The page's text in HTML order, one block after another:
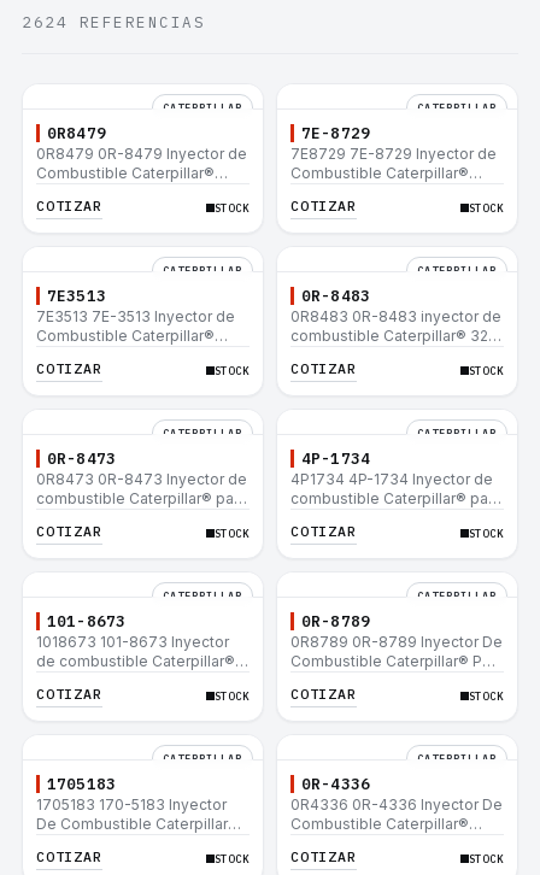
2624 REFERENCIAS
CATERPILLAR
0R8479
0R8479 0R-8479 Inyector de
Combustible Caterpillar®
IT14B 910E
COTIZAR STOCK
CATERPILLAR
7E-8729
7E8729 7E-8729 Inyector de
Combustible Caterpillar®
IT14B 910E
COTIZAR STOCK
CATERPILLAR
7E3513
7E3513 7E-3513 Inyector de
Combustible Caterpillar®
IT14B 910E
COTIZAR STOCK
CATERPILLAR
0R-8483
0R8483 0R-8483 inyector de
combustible Caterpillar® 320
320N 320-A S IT18F IT28F
COTIZAR STOCK
CATERPILLAR
0R-8473
0R8473 0R-8473 Inyector de
combustible Caterpillar® para
COTIZAR STOCK
CATERPILLAR
4P-1734
4P1734 4P-1734 Inyector de
combustible Caterpillar® para
COTIZAR STOCK
CATERPILLAR
101-8673
1018673 101-8673 Inyector
de combustible Caterpillar®
COTIZAR STOCK
CATERPILLAR
0R-8789
0R8789 0R-8789 Inyector De
Combustible Caterpillar® PM-
RM-350 SM-350
COTIZAR STOCK
CATERPILLAR
1705183
1705183 170-5183 Inyector
De Combustible Caterpillar®
12H 140G 950B
COTIZAR STOCK
CATERPILLAR
0R-4336
0R4336 0R-4336 Inyector De
Combustible Caterpillar®
12H 140G 950B
COTIZAR STOCK